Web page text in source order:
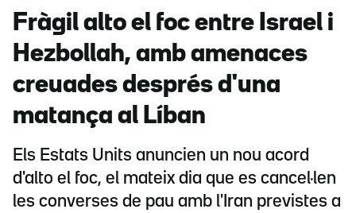
Fràgil alto el foc entre Israel i
Hezbollah, amb amenaces
creuades després d'una
matança al Líban
Els Estats Units anuncien un nou acord
d'alto el foc, el mateix dia que es cancel·len
les converses de pau amb l'Iran previstes a